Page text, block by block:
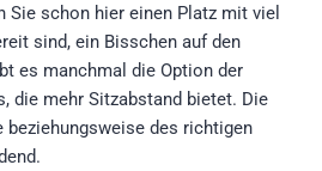
Sie schon hier einen Platz mit viel
sind, ein Bisschen auf den
es manchmal die Option der
die mehr Sitzabstand bietet. Die
des richtigen